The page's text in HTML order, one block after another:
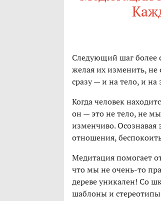
Следующий шаг более
желая их изменить,
сразу — и на тело, и
Когда человек
он — это не тело, не
изменчиво. Осознавая
отношения,
Медитация помогает
что мы не очень-то
дереве уникален! Со
шаблоны и